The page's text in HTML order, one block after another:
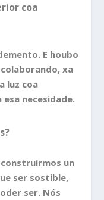
coa
E houbo
xa
luz coa
necesidade.
construírmos un
ser sostible,
ser. Nós